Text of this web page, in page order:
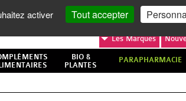
MON COMPTE
LesMarques
BIO &
PLANTES
PARAPHARMACIE
activer Tout accepter